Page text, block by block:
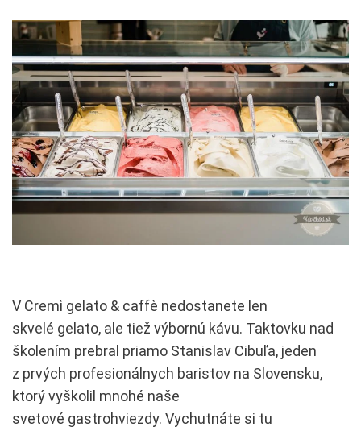
V Cremì gelato & caffè nedostanete len
skvelé gelato, ale tiež výbornú kávu. Taktovku nad
školením prebral priamo Stanislav Cibuľa, jeden
z prvých profesionálnych baristov na Slovensku,
ktorý vyškolil mnohé naše
svetové gastrohviezdy. Vychutnáte si tu